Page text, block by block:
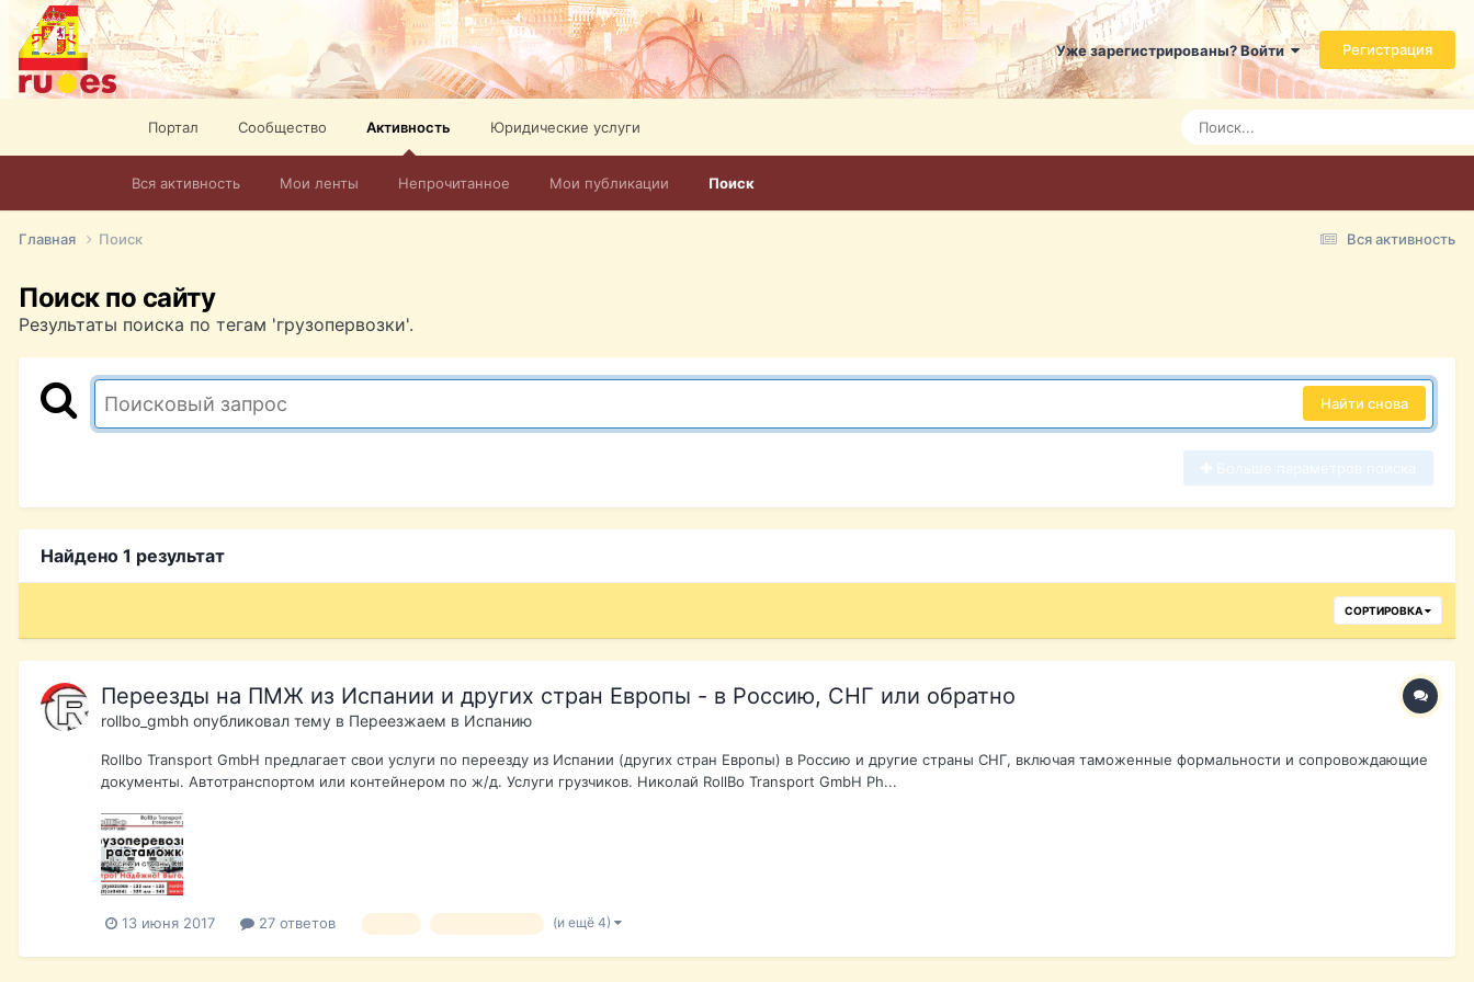
Уже зарегистрированы? Войти Регистрация
Портал Сообщество Активность
Вся активность Мои ленты Непрочитанное Мои публикации Поиск
Юридические услуги
Вся активность
Главная Поиск
Поиск по сайту
Результаты поиска по тегам 'грузопервозки'.
Найти снова
Найдено 1 результат
СОРТИРОВКА
Переезды на ПМЖ из Испании и других стран Европы - в Россию, СНГ или обратно
rollbo_gmbh опубликовал тему в Переезжаем в Испанию
Rollbo Transport GmbH предлагает свои услуги по переезду из Испании (других стран Европы) в Россию и другие страны СНГ, включая таможенные формальности и сопровождающие
документы. Автотранспортом или контейнером по ж/д. Услуги грузчиков. Николай RollBo Transport GmbH Ph...
13 июня 2017 27 ответов (и ещё 4)